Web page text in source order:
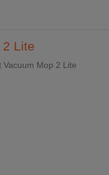
Lite
Mop 2 Lite